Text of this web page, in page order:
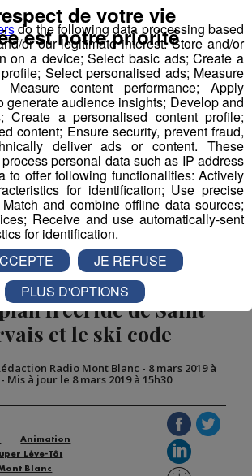
vous sur notre page Facebook et
Le tirage au sort aura lieu le
chance à tous !
Partager sur Facebook
Partager sur Twitter
Oriane Tian vous donne
freeride de Saint
et le ski code
Radio Mont Blanc - 8 mars 2019 à
- Mis à jour le 8 mars 2019 à 15h30
Animation
Lève-Tôt
Blanc
do the following data processing based
or our legitimate interest: Store and/or
on a device; Select basic ads; Create a
Select personalised ads; Measure
Measure content performance; Apply
generate audience insights; Develop and
Create a personalised content profile;
content; Ensure security, prevent fraud,
deliver ads or content. These
personal data such as IP address
to offer following functionalities: Actively
for identification; Use precise
and combine offline data sources;
Receive and use automatically-sent
for identification.
de votre vie
est notre priorité
JE REFUSE
PLUS D'OPTIONS